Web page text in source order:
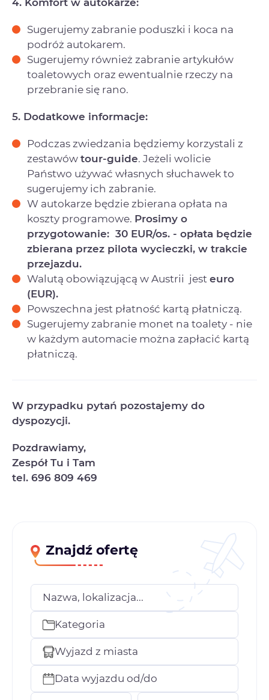
4. Komfort w autokarze:
Sugerujemy zabranie poduszki i koca na
podróż autokarem.
Sugerujemy również zabranie artykułów
toaletowych oraz ewentualnie rzeczy na
przebranie się rano.
5. Dodatkowe informacje:
Podczas zwiedzania będziemy korzystali z
zestawów tour-guide. Jeżeli wolicie
Państwo używać własnych słuchawek to
sugerujemy ich zabranie.
W autokarze będzie zbierana opłata na
koszty programowe. Prosimy o
przygotowanie: 30 EUR/os. - opłata będzie
zbierana przez pilota wycieczki, w trakcie
przejazdu.
Walutą obowiązującą w Austrii jest euro
(EUR).
Powszechna jest płatność kartą płatniczą.
Sugerujemy zabranie monet na toalety - nie
w każdym automacie można zapłacić kartą
płatniczą.
W przypadku pytań pozostajemy do
dyspozycji.
Pozdrawiamy,
Zespół Tu i Tam
tel. 696 809 469
Znajdź ofertę
Nazwa, lokalizacja...
Kategoria
Wyjazd z miasta
Data wyjazdu od/do